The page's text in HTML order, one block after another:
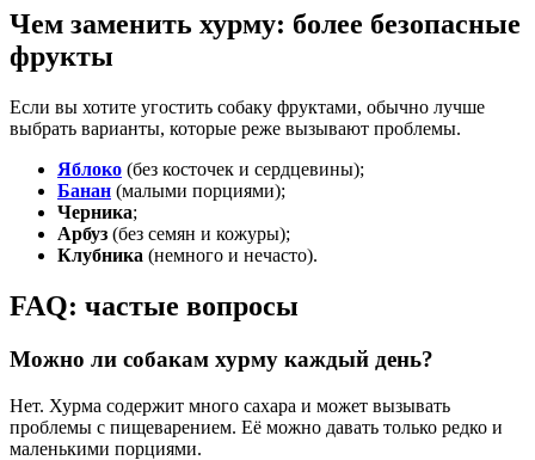
Чем заменить хурму: более безопасные
фрукты
Если вы хотите угостить собаку фруктами, обычно лучше
выбрать варианты, которые реже вызывают проблемы.
Яблоко (без косточек и сердцевины);
Банан (малыми порциями);
Черника;
Арбуз (без семян и кожуры);
Клубника (немного и нечасто).
FAQ: частые вопросы
Можно ли собакам хурму каждый день?
Нет. Хурма содержит много сахара и может вызывать
проблемы с пищеварением. Её можно давать только редко и
маленькими порциями.